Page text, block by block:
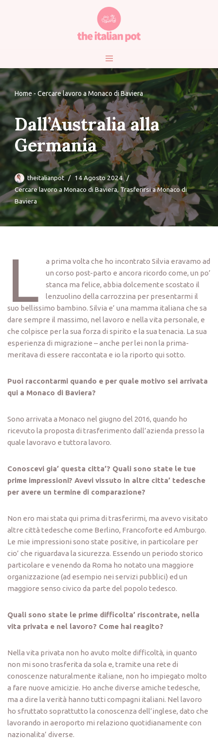
Home - Cercare lavoro a Monaco di Baviera
Dall’Australia alla
Germania
theitalianpot
14 Agosto 2024
Cercare lavoro a Monaco di Baviera, Trasferirsi a Monaco di
Baviera
L
a prima volta che ho incontrato Silvia eravamo ad
un corso post-parto e ancora ricordo come, un po’
stanca ma felice, abbia dolcemente scostato il
lenzuolino della carrozzina per presentarmi il
suo bellissimo bambino. Silvia e’ una mamma italiana che sa
dare sempre il massimo, nel lavoro e nella vita personale, e
che colpisce per la sua forza di spirito e la sua tenacia. La sua
esperienza di migrazione – anche per lei non la prima-
meritava di essere raccontata e io la riporto qui sotto.
Puoi raccontarmi quando e per quale motivo sei arrivata
qui a Monaco di Baviera?
Sono arrivata a Monaco nel giugno del 2016, quando ho
ricevuto la proposta di trasferimento dall’azienda presso la
quale lavoravo e tuttora lavoro.
Conoscevi gia’ questa citta’? Quali sono state le tue
prime impressioni? Avevi vissuto in altre citta’ tedesche
per avere un termine di comparazione?
Non ero mai stata qui prima di trasferirmi, ma avevo visitato
altre città tedesche come Berlino, Francoforte ed Amburgo.
Le mie impressioni sono state positive, in particolare per
cio’ che riguardava la sicurezza. Essendo un periodo storico
particolare e venendo da Roma ho notato una maggiore
organizzazione (ad esempio nei servizi pubblici) ed un
maggiore senso civico da parte del popolo tedesco.
Quali sono state le prime difficolta’ riscontrate, nella
vita privata e nel lavoro? Come hai reagito?
Nella vita privata non ho avuto molte difficoltà, in quanto
non mi sono trasferita da sola e, tramite una rete di
conoscenze naturalmente italiane, non ho impiegato molto
a fare nuove amicizie. Ho anche diverse amiche tedesche,
ma a dire la verità hanno tutti compagni italiani. Nel lavoro
ho sfruttato soprattutto la conoscenza dell’inglese, dato che
lavorando in aeroporto mi relaziono quotidianamente con
nazionalita’ diverse.